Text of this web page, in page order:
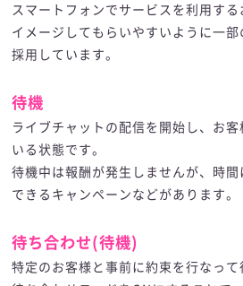
スマートフォンでサービスを利用す
イメージしてもらいやすいように一
採用しています。
待機
ライブチャットの配信を開始し、お
いる状態です。
待機中は報酬が発生しませんが、時
できるキャンペーンなどがあります。
待ち合わせ(待機)
特定のお客様と事前に約束を行なって